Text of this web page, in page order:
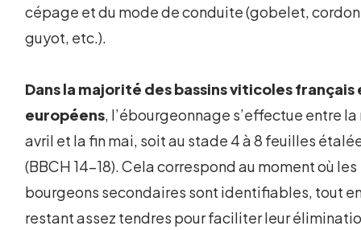
cépage et du mode de conduite (gobelet,
guyot, etc.).
Dans la majorité des bassins viticoles français
européens, l’ébourgeonnage s’effectue entre
avril et la fin mai, soit au stade 4 à 8 feuilles
(BBCH 14-18). Cela correspond au moment où les
bourgeons secondaires sont identifiables, tout
restant assez tendres pour faciliter leur